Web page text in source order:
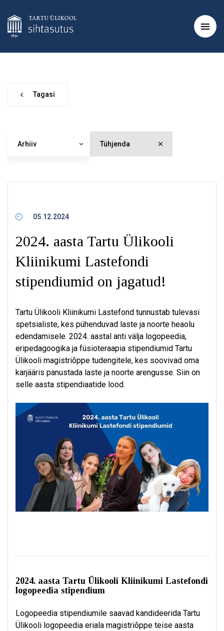
Tagasi
Arhiiv Tühjenda
05.12.2024
2024. aasta Tartu Ülikooli
Kliinikumi Lastefondi
stipendiumid on jagatud!
Tartu Ülikooli Kliinikumi Lastefond tunnustab tulevasi
spetsialiste, kes pühenduvad laste ja noorte heaolu
edendamisele. 2024. aastal anti välja logopeedia,
eripedagoogika ja füsioteraapia stipendiumid Tartu
Ülikooli magistriõppe tudengitele, kes soovivad oma
karjääris panustada laste ja noorte arengusse. Siin on
selle aasta stipendiaatide lood.
2024. aasta Tartu Ülikooli Kliinikumi Lastefondi
logopeedia stipendium
Logopeedia stipendiumile saavad kandideerida Tartu
Ülikooli logopeedia eriala magistriõppe teise aasta